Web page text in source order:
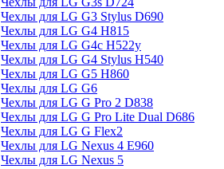
Чехлы для LG G3 Stylus D690
Чехлы для LG G4 H815
Чехлы для LG G4c H522y
Чехлы для LG G4 Stylus H540
Чехлы для LG G5 H860
Чехлы для LG G6
Чехлы для LG G Pro 2 D838
Чехлы для LG G Pro Lite Dual D686
Чехлы для LG G Flex2
Чехлы для LG Nexus 4 E960
Чехлы для LG Nexus 5